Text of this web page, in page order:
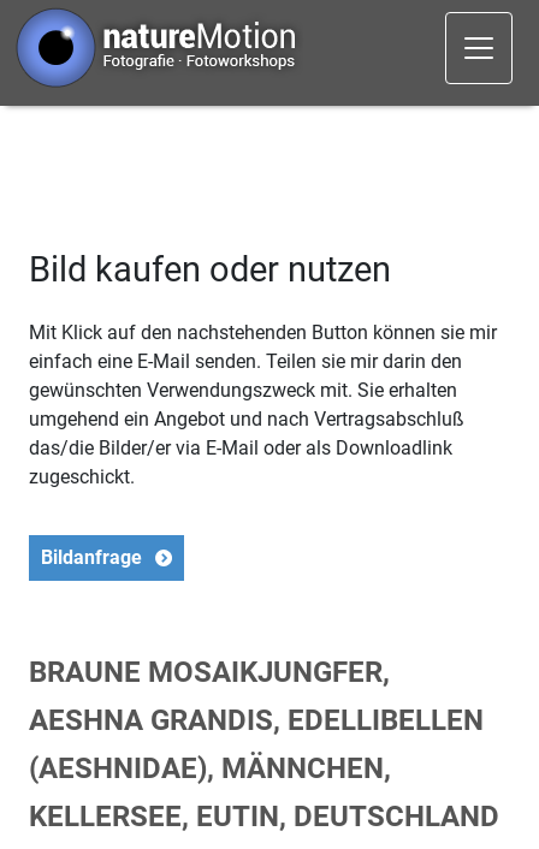
Bild kaufen oder nutzen
Mit Klick auf den nachstehenden Button können sie mir
einfach eine E-Mail senden. Teilen sie mir darin den
gewünschten Verwendungszweck mit. Sie erhalten
umgehend ein Angebot und nach Vertragsabschluß
das/die Bilder/er via E-Mail oder als Downloadlink
zugeschickt.
Bildanfrage
BRAUNE MOSAIKJUNGFER,
AESHNA GRANDIS, EDELLIBELLEN
(AESHNIDAE), MÄNNCHEN,
KELLERSEE, EUTIN, DEUTSCHLAND